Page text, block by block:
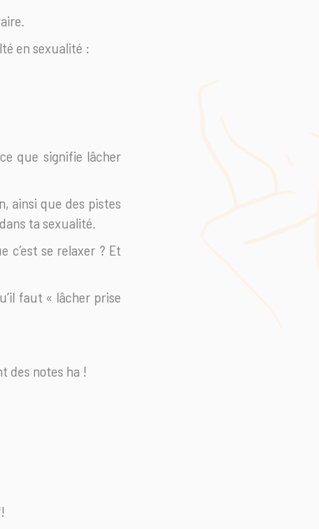
en sexualité :
que signifie lâcher
ainsi que des pistes
ta sexualité.
c’est se relaxer ? Et
faut « lâcher prise
des notes ha !